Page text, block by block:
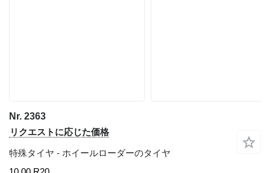
Nr. 2363
リクエストに応じた価格
特殊タイヤ - ホイールローダーのタイヤ